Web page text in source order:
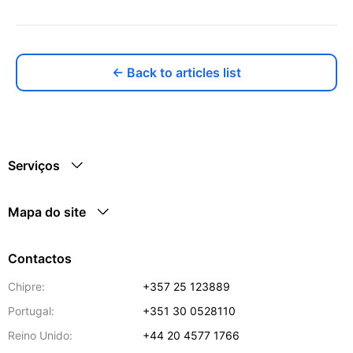
← Back to articles list
Serviços
Mapa do site
Contactos
Chipre:
+357 25 123889
Portugal:
+351 30 0528110
Reino Unido:
+44 20 4577 1766